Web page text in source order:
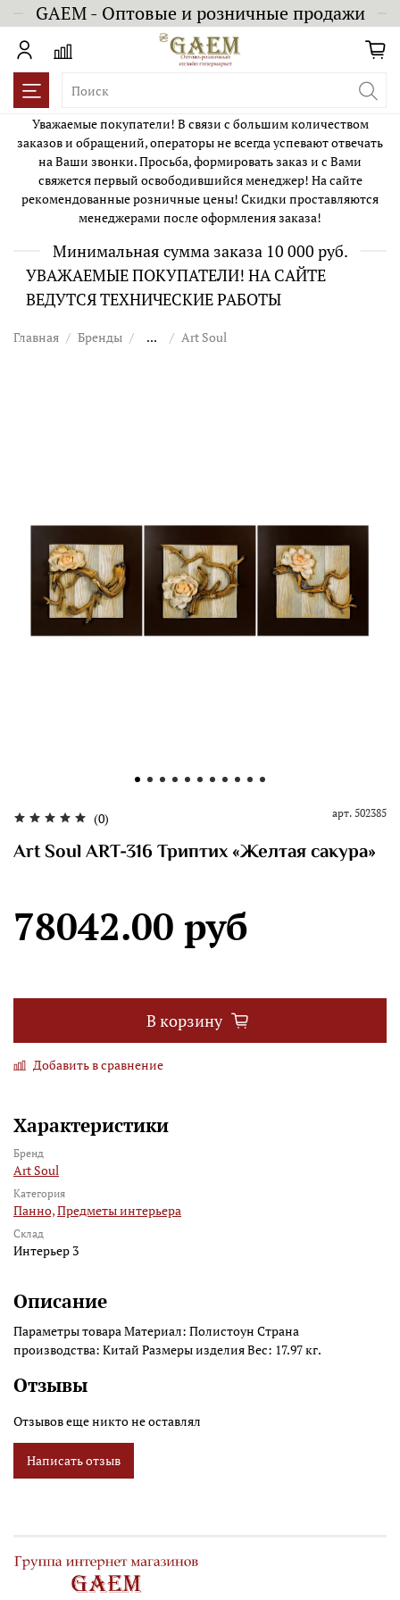
GAEM - Оптовые и розничные продажи
Уважаемые покупатели! В связи с большим количеством
заказов и обращений, операторы не всегда успевают отвечать
на Ваши звонки. Просьба, формировать заказ и с Вами
свяжется первый освободившийся менеджер! На сайте
рекомендованные розничные цены! Скидки проставляются
менеджерами после оформления заказа!
Минимальная сумма заказа 10 000 руб.
УВАЖАЕМЫЕ ПОКУПАТЕЛИ! НА САЙТЕ
ВЕДУТСЯ ТЕХНИЧЕСКИЕ РАБОТЫ
Главная Бренды ... Art Soul
(0) арт. 502385
Art Soul ART-316 Триптих «Желтая сакура»
78042.00 руб
В корзину
Добавить в сравнение
Характеристики
Бренд
Art Soul
Категория
Панно,Предметы интерьера
Склад
Интерьер 3
Описание
Параметры товара Материал: Полистоун Страна
производства: Китай Размеры изделия Вес: 17.97 кг.
Отзывы
Отзывов еще никто не оставлял
Написать отзыв